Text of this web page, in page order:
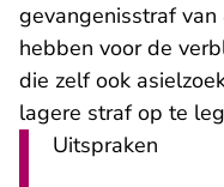
gevangenisstraf
hebben voor de
die zelf ook
lagere straf op te
Uitspraken